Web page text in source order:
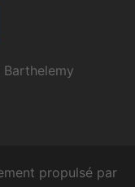
propulsé par